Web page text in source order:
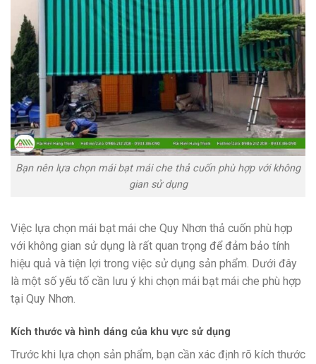
Bạn nên lựa chọn mái bạt mái che thả cuốn phù hợp với không
gian sử dụng
Việc lựa chọn mái bạt mái che Quy Nhơn thả cuốn phù hợp
với không gian sử dụng là rất quan trọng để đảm bảo tính
hiệu quả và tiện lợi trong việc sử dụng sản phẩm. Dưới đây
là một số yếu tố cần lưu ý khi chọn mái bạt mái che phù hợp
tại Quy Nhơn.
Kích thước và hình dáng của khu vực sử dụng
Trước khi lựa chọn sản phẩm, bạn cần xác định rõ kích thước